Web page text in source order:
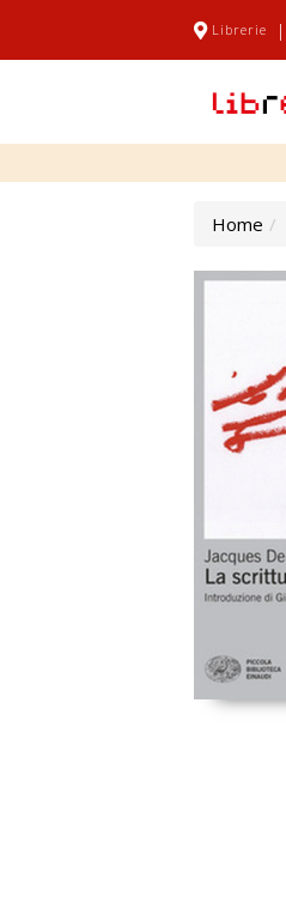
Librerie |
Home